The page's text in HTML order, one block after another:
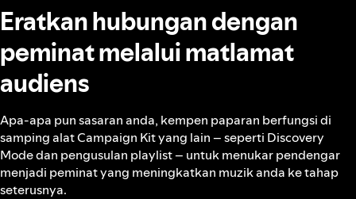
Eratkan hubungan dengan
peminat melalui matlamat
audiens
Apa-apa pun sasaran anda, kempen paparan berfungsi di
samping alat Campaign Kit yang lain – seperti Discovery
Mode dan pengusulan playlist – untuk menukar pendengar
menjadi peminat yang meningkatkan muzik anda ke tahap
seterusnya.